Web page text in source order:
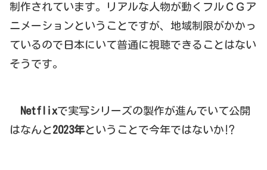
制作されています。リアルな人物が動くフルＣＧア
ニメーションということですが、地域制限がかかっ
ているので日本にいて普通に視聴できることはない
そうです。
Netflixで実写シリーズの製作が進んでいて公開
はなんと2023年ということで今年ではないか⁉